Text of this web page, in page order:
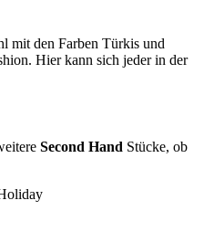
mit den Farben Türkis und
Hier kann sich jeder in der
Second Hand Stücke, ob